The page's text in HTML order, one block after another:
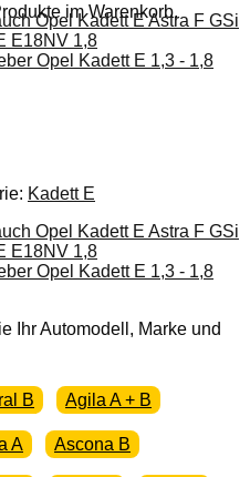
im Warenkorb.
Kadett E
Ihr Automodell, Marke und
B Agila A + B
A Ascona B